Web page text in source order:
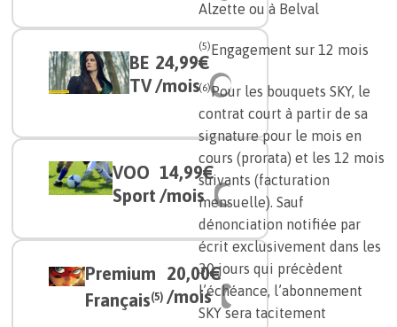
BE
TV
24,99€
/mois
VOO
Sport
14,99€
/mois
Premium
Français(5)
20,00€
/mois
Alzette ou à Belval
(5) Engagement sur 12 mois
(6)Pour les bouquets SKY, le
contrat court à partir de sa
signature pour le mois en
cours (prorata) et les 12 mois
suivants (facturation
mensuelle). Sauf
dénonciation notifiée par
écrit exclusivement dans les
30 jours qui précèdent
l’échéance, l’abonnement
SKY sera tacitement